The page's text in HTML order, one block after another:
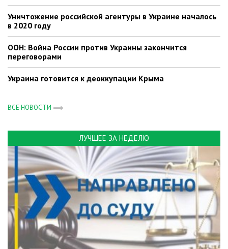
Уничтожение российской агентуры в Украине началось
в 2020 году
ООН: Война России против Украины закончится
переговорами
Украина готовится к деоккупации Крыма
ВСЕ НОВОСТИ
ЛУЧШЕЕ ЗА НЕДЕЛЮ